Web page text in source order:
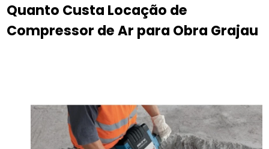
Quanto Custa Locação de
Compressor de Ar para Obra Grajau